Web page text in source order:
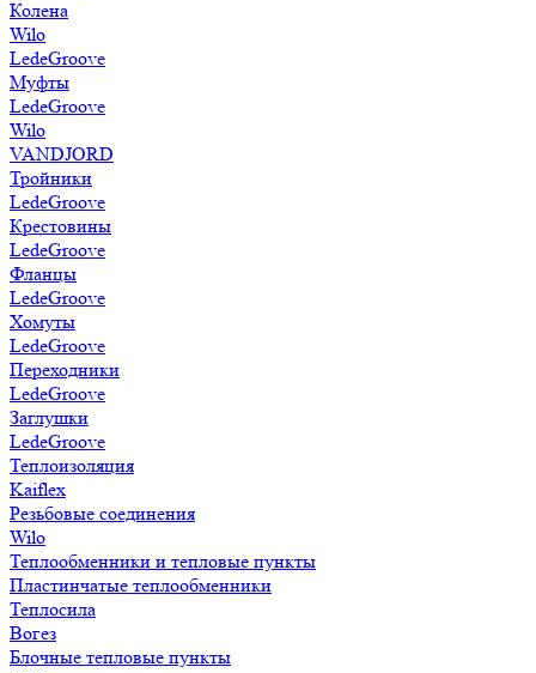
Колена
Wilo
LedeGroove
Муфты
LedeGroove
Wilo
VANDJORD
Тройники
LedeGroove
Крестовины
LedeGroove
Фланцы
LedeGroove
Хомуты
LedeGroove
Переходники
LedeGroove
Заглушки
LedeGroove
Теплоизоляция
Kaiflex
Резьбовые соединения
Wilo
Теплообменники и тепловые пункты
Пластинчатые теплообменники
Теплосила
Вогез
Блочные тепловые пункты